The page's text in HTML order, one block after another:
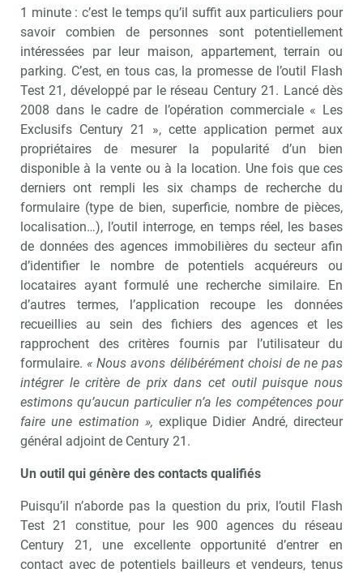
1 minute : c’est le temps qu’il suffit aux particuliers pour
savoir combien de personnes sont potentiellement
intéressées par leur maison, appartement, terrain ou
parking. C’est, en tous cas, la promesse de l’outil Flash
Test 21, développé par le réseau Century 21. Lancé dès
2008 dans le cadre de l’opération commerciale « Les
Exclusifs Century 21 », cette application permet aux
propriétaires de mesurer la popularité d’un bien
disponible à la vente ou à la location. Une fois que ces
derniers ont rempli les six champs de recherche du
formulaire (type de bien, superficie, nombre de pièces,
localisation…), l’outil interroge, en temps réel, les bases
de données des agences immobilières du secteur afin
d’identifier le nombre de potentiels acquéreurs ou
locataires ayant formulé une recherche similaire. En
d’autres termes, l’application recoupe les données
recueillies au sein des fichiers des agences et les
rapprochent des critères fournis par l’utilisateur du
formulaire. « Nous avons délibérément choisi de ne pas
intégrer le critère de prix dans cet outil puisque nous
estimons qu’aucun particulier n’a les compétences pour
faire une estimation »,explique Didier André, directeur
général adjoint de Century 21.
Un outil qui génère des contacts qualifiés
Puisqu’il n’aborde pas la question du prix, l’outil Flash
Test 21 constitue, pour les 900 agences du réseau
Century 21, une excellente opportunité d’entrer en
contact avec de potentiels bailleurs et vendeurs, tenus